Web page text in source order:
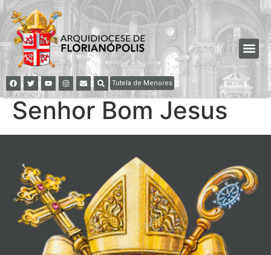
Tutela de Menores
Senhor Bom Jesus